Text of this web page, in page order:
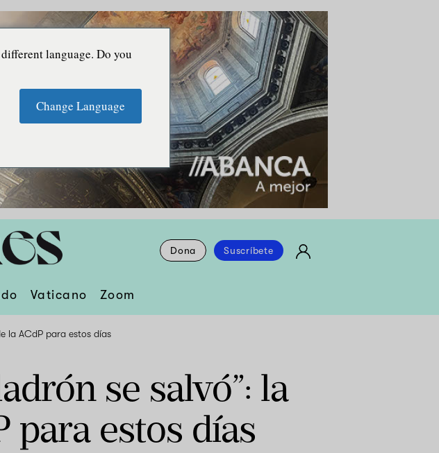
Dona Suscríbete
Vaticano Zoom
la ACdP para estos días
se salvó”: la
para estos días
language. Do you
Change Language